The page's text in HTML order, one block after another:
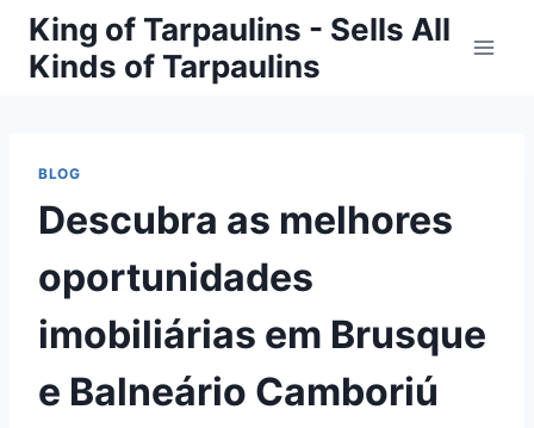
Skip
content
King of Tarpaulins - Sells All
Kinds of Tarpaulins
BLOG
Descubra as melhores
oportunidades
imobiliárias em Brusque
e Balneário Camboriú